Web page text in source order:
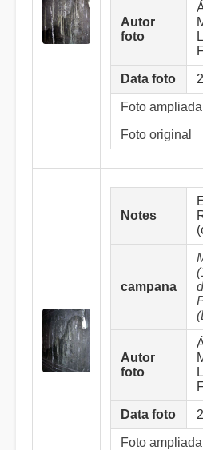
Autor
foto
Data foto
Foto ampliada
Foto original
Notes
campana
Autor
foto
Data foto
Foto ampliada